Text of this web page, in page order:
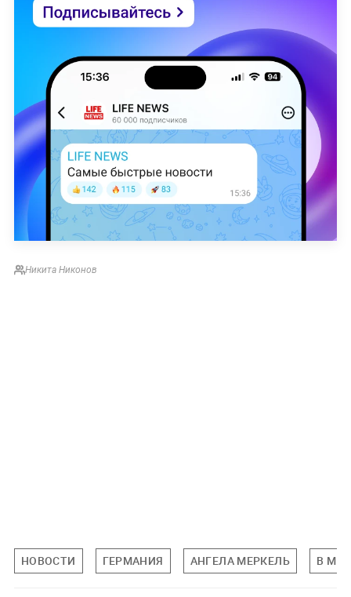
Никита Никонов
НОВОСТИ ГЕРМАНИЯ АНГЕЛА МЕРКЕЛЬ В